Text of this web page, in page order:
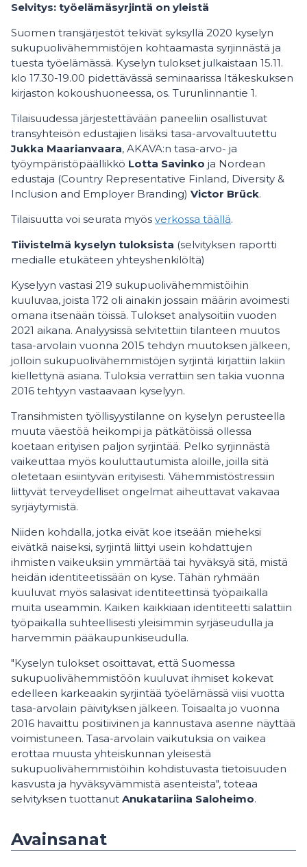
Selvitys: työelämäsyrjintä on yleistä
Suomen transjärjestöt tekivät syksyllä 2020 kyselyn
sukupuolivähemmistöjen kohtaamasta syrjinnästä ja
tuesta työelämässä. Kyselyn tulokset julkaistaan 15.11.
klo 17.30-19.00 pidettävässä seminaarissa Itäkeskuksen
kirjaston kokoushuoneessa, os. Turunlinnantie 1.
Tilaisuudessa järjestettävään paneeliin osallistuvat
transyhteisön edustajien lisäksi tasa-arvovaltuutettu
Jukka Maarianvaara, AKAVA:n tasa-arvo- ja
työympäristöpäällikkö Lotta Savinko ja Nordean
edustaja (Country Representative Finland, Diversity &
Inclusion and Employer Branding) Victor Brück.
Tilaisuutta voi seurata myös verkossa täällä.
Tiivistelmä kyselyn tuloksista (selvityksen raportti
medialle etukäteen yhteyshenkilöltä)
Kyselyyn vastasi 219 sukupuolivähemmistöihin
kuuluvaa, joista 172 oli ainakin jossain määrin avoimesti
omana itsenään töissä. Tulokset analysoitiin vuoden
2021 aikana. Analyysissä selvitettiin tilanteen muutos
tasa-arvolain vuonna 2015 tehdyn muutoksen jälkeen,
jolloin sukupuolivähemmistöjen syrjintä kirjattiin lakiin
kiellettynä asiana. Tuloksia verrattiin sen takia vuonna
2016 tehtyyn vastaavaan kyselyyn.
Transihmisten työllisyystilanne on kyselyn perusteella
muuta väestöä heikompi ja pätkätöissä ollessa
koetaan erityisen paljon syrjintää. Pelko syrjinnästä
vaikeuttaa myös kouluttautumista aloille, joilla sitä
oletetaan esiintyvän erityisesti. Vähemmistöstressiin
liittyvät terveydelliset ongelmat aiheuttavat vakavaa
syrjäytymistä.
Niiden kohdalla, jotka eivät koe itseään mieheksi
eivätkä naiseksi, syrjintä liittyi usein kohdattujen
ihmisten vaikeuksiin ymmärtää tai hyväksyä sitä, mistä
heidän identiteetissään on kyse. Tähän ryhmään
kuuluvat myös salasivat identiteettinsä työpaikalla
muita useammin. Kaiken kaikkiaan identiteetti salattiin
työpaikalla suhteellisesti yleisimmin syrjäseudulla ja
harvemmin pääkaupunkiseudulla.
"Kyselyn tulokset osoittavat, että Suomessa
sukupuolivähemmistöön kuuluvat ihmiset kokevat
edelleen karkeaakin syrjintää työelämässä viisi vuotta
tasa-arvolain päivityksen jälkeen. Toisaalta jo vuonna
2016 havaittu positiivinen ja kannustava asenne näyttää
voimistuneen. Tasa-arvolain vaikutuksia on vaikea
erottaa muusta yhteiskunnan yleisestä
sukupuolivähemmistöihin kohdistuvasta tietoisuuden
kasvusta ja hyväksyvämmistä asenteista", toteaa
selvityksen tuottanut Anukatariina Saloheimo.
Avainsanat